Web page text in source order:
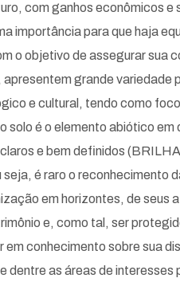
com ganhos econômicos e
importância para que haja
o objetivo de assegurar sua
grande
e cultural, tendo como
é o elemento abiótico
e bem definidos
é raro o reconhecimento
em horizontes, de seus
e, como tal, ser
conhecimento sobre sua
as áreas de interesses